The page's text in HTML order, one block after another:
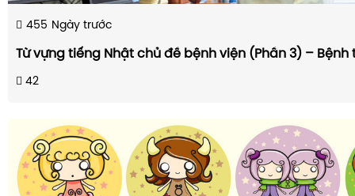
455 Ngày trước
Từ vựng tiếng Nhật chủ đề bệnh viện (Phần 3) – Bệnh
42